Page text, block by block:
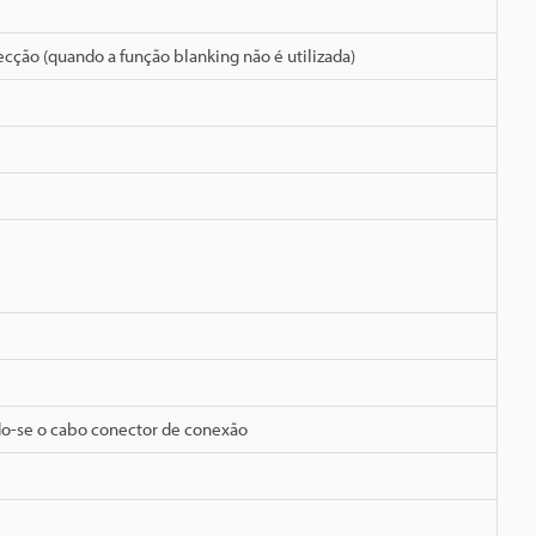
(quando a função blanking não é utilizada)
se o cabo conector de conexão